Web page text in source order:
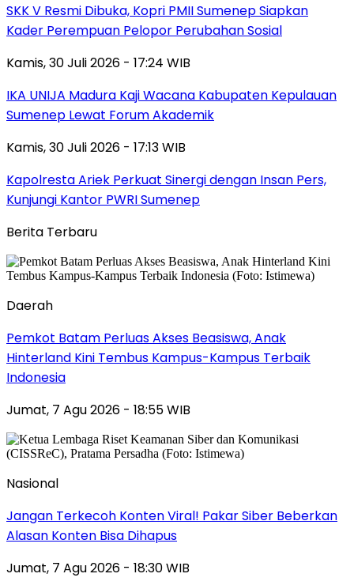
SKK V Resmi Dibuka, Kopri PMII Sumenep Siapkan
Kader Perempuan Pelopor Perubahan Sosial
Kamis, 30 Juli 2026 - 17:24 WIB
IKA UNIJA Madura Kaji Wacana Kabupaten Kepulauan
Sumenep Lewat Forum Akademik
Kamis, 30 Juli 2026 - 17:13 WIB
Kapolresta Ariek Perkuat Sinergi dengan Insan Pers,
Kunjungi Kantor PWRI Sumenep
Berita Terbaru
Daerah
Pemkot Batam Perluas Akses Beasiswa, Anak
Hinterland Kini Tembus Kampus-Kampus Terbaik
Indonesia
Jumat, 7 Agu 2026 - 18:55 WIB
Nasional
Jangan Terkecoh Konten Viral! Pakar Siber Beberkan
Alasan Konten Bisa Dihapus
Jumat, 7 Agu 2026 - 18:30 WIB